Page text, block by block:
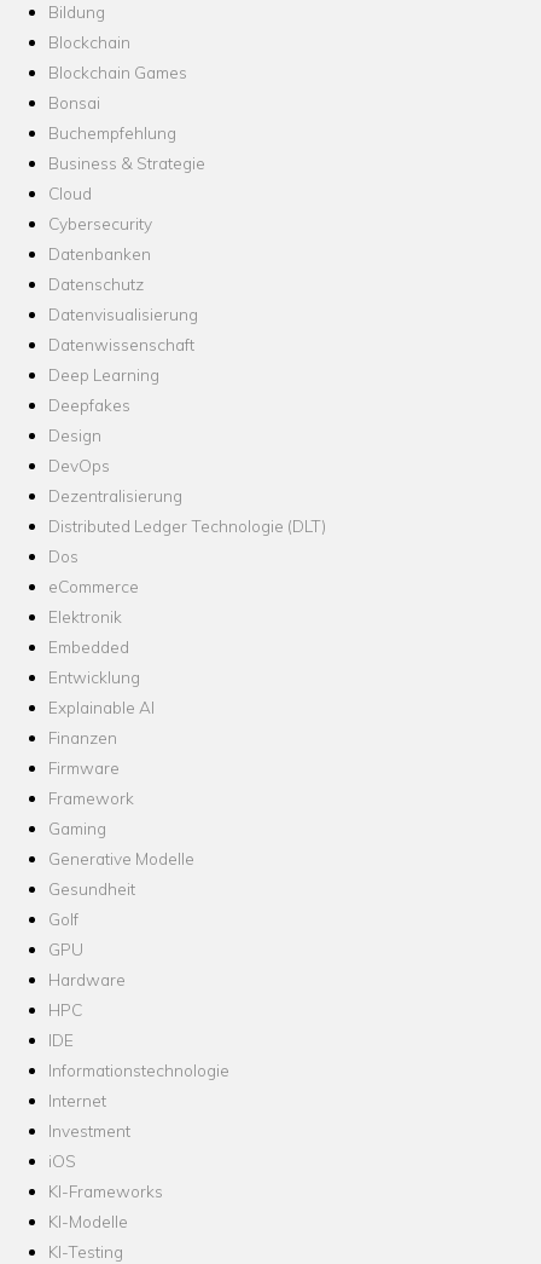
Bildung
Blockchain
Blockchain Games
Bonsai
Buchempfehlung
Business & Strategie
Cloud
Cybersecurity
Datenbanken
Datenschutz
Datenvisualisierung
Datenwissenschaft
Deep Learning
Deepfakes
Design
DevOps
Dezentralisierung
Distributed Ledger Technologie (DLT)
Dos
eCommerce
Elektronik
Embedded
Entwicklung
Explainable AI
Finanzen
Firmware
Framework
Gaming
Generative Modelle
Gesundheit
Golf
GPU
Hardware
HPC
IDE
Informationstechnologie
Internet
Investment
iOS
KI-Frameworks
KI-Modelle
KI-Testing